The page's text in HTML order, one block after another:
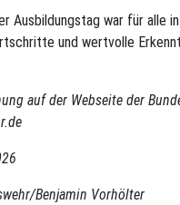
Ausbildungstag war für alle
und wertvolle
auf der Webseite der
Benjamin Vorhölter